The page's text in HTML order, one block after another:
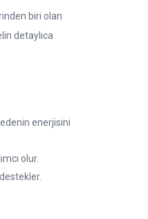
biri olan
detaylıca
enerjisini
olur.